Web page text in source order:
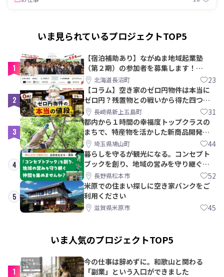
いま見られているプロジェクトTOP5
1
【宿泊補助あり】ながぬま地域起業塾
（第２期）の参加者を募集します！
【8/21〆】
北海道長沼町 23
2
【コラム】空き家のゼロ円物件は本当に
ゼロ円？残置物との戦いから得た四つの
教訓｜新上五島町
長崎県新上五島町 31
3
都内から１時間の幸福度トップクラスの
まちで、特産物を活かした新商品開発＆
PRメンバー募集！
埼玉県鳩山町 44
4
暮らしを守るが観光になる。コンセプト
ブックを創り、地域の営みを守り継ぐ仲
間を集めませんか？
長野県松本市 52
5
米原での住まい探しに空き家バンクをご
利用ください
滋賀県米原市 45
いま人気のプロジェクトTOP5
1
今の仕事は辞めずに。和歌山と関わる
「副業」という入口ができました